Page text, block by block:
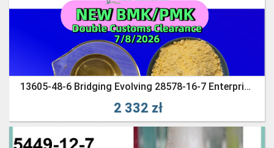
13605-48-6 Bridging Evolving 28578-16-7 Enterprise Pathways /5449-12-7
2 332 zł